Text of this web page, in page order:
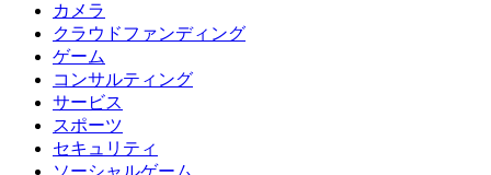
カメラ
クラウドファンディング
ゲーム
コンサルティング
サービス
スポーツ
セキュリティ